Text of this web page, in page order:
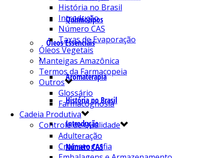
Quimiotipos
Óleos Essenciais
Aromaterapia
História no Brasil
Introdução
Número CAS
História no Brasil
Introdução
Número CAS
Taxas de Evaporação
Óleos Vegetais
Manteigas Amazônica
Termos da Farmacopeia
Outros
Glossário
Farmacognosia
Cadeia Produtiva
Controle de Qualidade
Adulteração
Cromatografia